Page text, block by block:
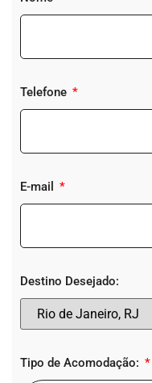
Telefone
E-mail
Destino Desejado:
Tipo de Acomodação: